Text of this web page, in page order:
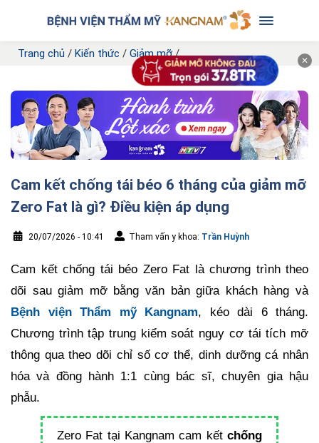
Trang chủ / Kiến thức / Giảm mỡ/
Cam kết chống tái béo 6 tháng của giảm mỡ
Zero Fat là gì? Điều kiện áp dụng
20/07/2026 - 10:41 Tham vấn y khoa: Trần Huỳnh
Cam kết chống tái béo Zero Fat là chương trình theo
dõi sau giảm mỡ bằng văn bản giữa khách hàng và
Bệnh viện Thẩm mỹ Kangnam, kéo dài 6 tháng.
Chương trình tập trung kiểm soát nguy cơ tái tích mỡ
thông qua theo dõi chỉ số cơ thể, dinh dưỡng cá nhân
hóa và đồng hành 1:1 cùng bác sĩ, chuyên gia hậu
phẫu.
Zero Fat tại Kangnam cam kếtchống
✕